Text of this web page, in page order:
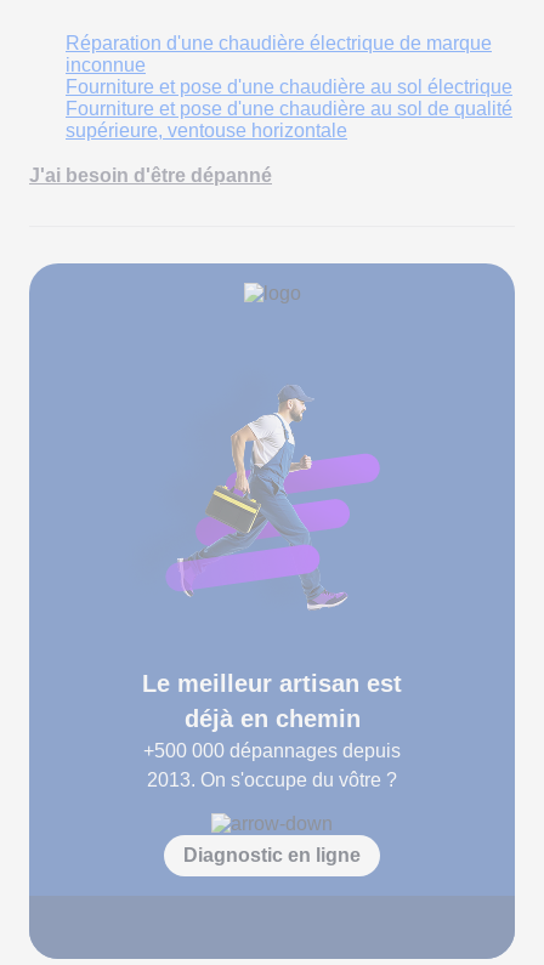
Réparation d'une chaudière électrique de marque
inconnue
Fourniture et pose d'une chaudière au sol électrique
Fourniture et pose d'une chaudière au sol de qualité
supérieure, ventouse horizontale
J'ai besoin d'être dépanné
Le meilleur artisan est
déjà en chemin
+500 000 dépannages depuis
2013. On s'occupe du vôtre ?
Diagnostic en ligne